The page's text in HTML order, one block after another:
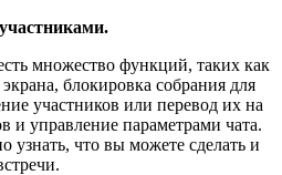
множество функций, таких как
блокировка собрания для
участников или перевод их на
и управление параметрами чата.
что вы можете сделать и